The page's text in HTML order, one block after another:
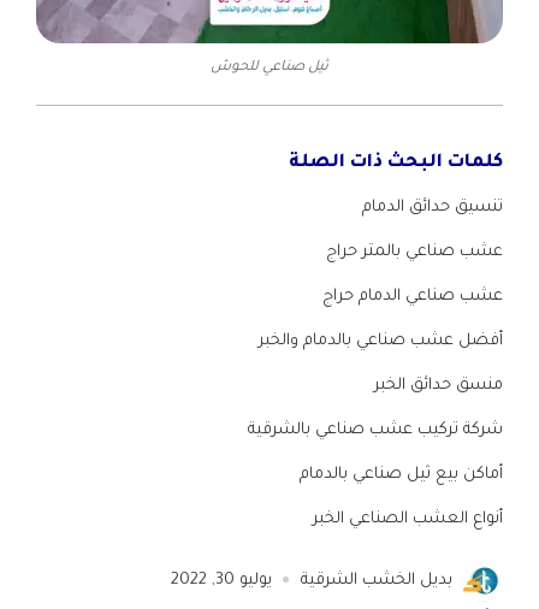
ثيل صناعي للحوش
كلمات البحث ذات الصلة
تنسيق حدائق الدمام
عشب صناعي بالمتر حراج
عشب صناعي الدمام حراج
أفضل عشب صناعي بالدمام والخبر
منسق حدائق الخبر
شركة تركيب عشب صناعي بالشرقية
أماكن بيع ثيل صناعي بالدمام
أنواع العشب الصناعي الخبر
بديل الخشب الشرقية يوليو 30, 2022